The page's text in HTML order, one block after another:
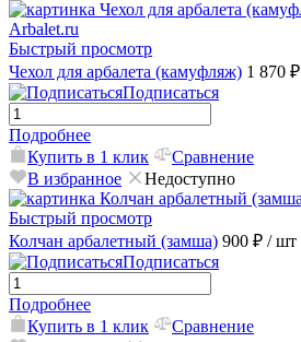
Быстрый просмотр
Чехол для арбалета (камуфляж) 1 870 ₽
Подписаться
Подробнее
Купить в 1 клик
Сравнение
В избранное
Недоступно
Быстрый просмотр
Колчан арбалетный (замша) 900 ₽ / шт
Подписаться
Подробнее
Купить в 1 клик
Сравнение